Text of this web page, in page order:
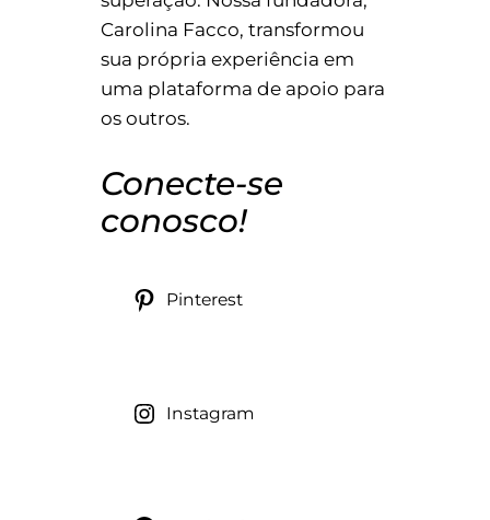
Carolina Facco, transformou
sua própria experiência em
uma plataforma de apoio para
os outros.
Conecte-se
conosco!
Pinterest
Instagram